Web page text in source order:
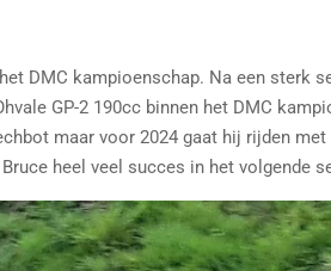
DMC kampioenschap. Na een sterk
GP-2 190cc binnen het DMC
maar voor 2024 gaat hij rijden
heel veel succes in het volgende